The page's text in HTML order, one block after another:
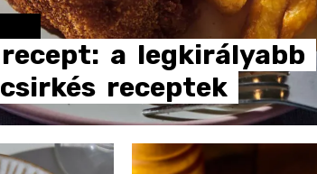
recept: a legkirályabb
csirkés receptek